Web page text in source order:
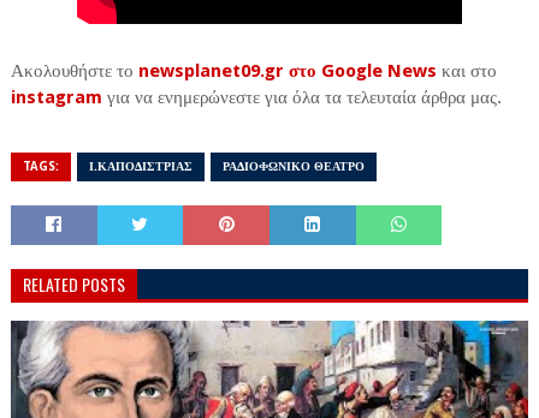
Ακολουθήστε το newsplanet09.gr στο Google News και στο
instagram για να ενημερώνεστε για όλα τα τελευταία άρθρα μας.
TAGS: Ι.ΚΑΠΟΔΙΣΤΡΙΑΣ ΡΑΔΙΟΦΩΝΙΚΟ ΘΕΑΤΡΟ
RELATED POSTS